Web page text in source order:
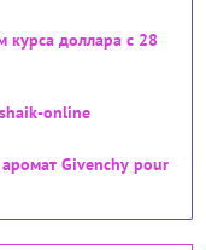
доллара с 28
online
Givenchy pour